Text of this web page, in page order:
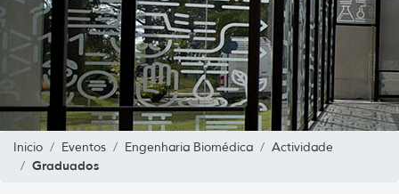
Inicio Eventos Engenharia Biomédica Actividade
Graduados